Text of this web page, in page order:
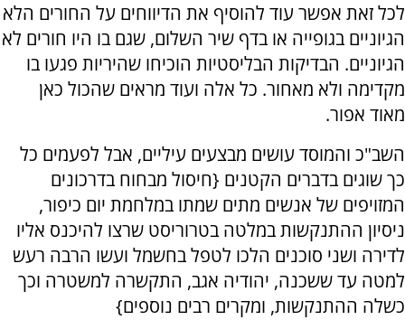
לכל זאת אפשר עוד להוסיף את הדיווחים על החורים הלא
הגיוניים בגופייה או בדף שיר השלום, שגם בו היו חורים לא
הגיוניים. הבדיקות הבליסטיות הוכיחו שהיריות פגעו בו
מקדימה ולא מאחור. כל אלה ועוד מראים שהכול כאן
מאוד אפור.
השב"כ והמוסד עושים מבצעים עיליים, אבל לפעמים כל
כך שוגים בדברים הקטנים {חיסול מבחוח בדרכונים
המזויפים של אנשים מתים שמתו במלחמת יום כיפור,
ניסיון ההתנקשות במלטה בטרוריסט שרצו להיכנס אליו
לדירה ושני סוכנים הלכו לטפל בחשמל ועשו הרבה רעש
למטה עד ששכנה, יהודיה אגב, התקשרה למשטרה וכך
כשלה ההתנקשות, ומקרים רבים נוספים}